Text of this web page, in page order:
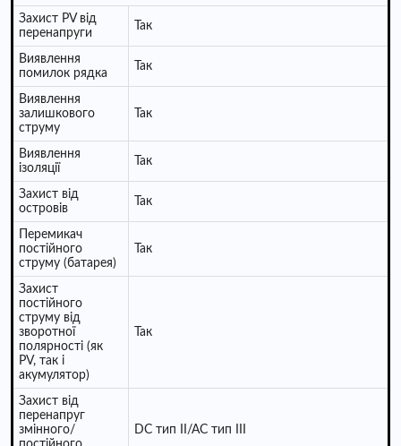
Захист PV від
перенапруги
Так
Виявлення
помилок рядка
Так
Виявлення
залишкового
струму
Так
Виявлення
ізоляції
Так
Захист від
островів
Так
Перемикач
постійного
струму (батарея)
Так
Захист
постійного
струму від
зворотної
полярності (як
PV, так і
акумулятор)
Так
Захист від
перенапруг
змінного/
DC тип II/AC тип III